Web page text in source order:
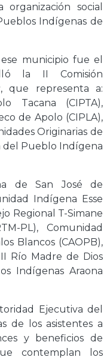
social
Indígenas de
municipio fue el
la II Comisión
que representa a:
Tacana (CIPTA),
de Apolo (CIPLA),
Originarias de
del Pueblo Indígena
de San José de
Indígena Esse
Regional T-Simane
PL), Comunidad
Blancos (CAOPB),
Río Madre de Dios
Indígenas Araona
Ejecutiva del
de los asistentes a
y beneficios de
contemplan los